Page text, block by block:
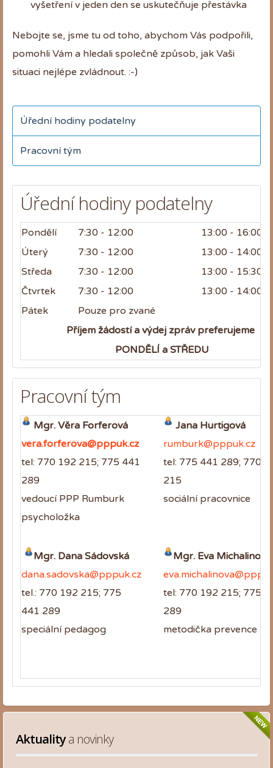
vyšetření v jeden den se uskutečňuje přestávka
Nebojte se, jsme tu od toho, abychom Vás podpořili,
pomohli Vám a hledali společně způsob, jak Vaši
situaci nejlépe zvládnout. :-)
Úřední hodiny podatelny
Pracovní tým
Úřední hodiny podatelny
Pondělí 7:30 - 12:00
13:00 - 16:00
Úterý
7:30 - 12:00
13:00 - 14:00
Středa
7:30 - 12:00
13:00 - 15:30
Čtvrtek
7:30 - 12:00
13:00 - 14:00
Pátek
Pouze pro zvané
Příjem žádostí a výdej zpráv preferujeme
PONDĚLÍ a STŘEDU
Pracovní tým
Mgr. Věra Forferová
vera.forferova@pppuk.cz
tel: 770 192 215; 775 441
289
vedoucí PPP Rumburk
psycholožka
Jana Hurtigová
rumburk@pppuk.cz
tel: 775 441 289; 770
215
sociální pracovnice
Mgr. Dana Sádovská
dana.sadovska@pppuk.cz
tel.: 770 192 215; 775
441 289
speciální pedagog
Mgr. Eva Michalinová
tel: 770 192 215; 775
289
metodička prevence
Aktuality a novinky